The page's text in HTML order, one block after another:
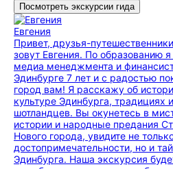
Посмотреть экскурсии гида
Евгения
Привет, друзья-
зовут Евгения. По образованию
медиа менеджмента и
Эдинбурге 7 лет и с радостью
город вам! Я расскажу об
культуре Эдинбурга, традициях
шотландцев. Вы окунетесь в
истории и народные предания
Нового города, увидите не
достопримечательности, но и
Эдинбурга. Наша экскурсия